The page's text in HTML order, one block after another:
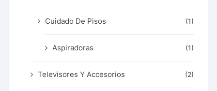
Cuidado De Pisos (1)
Aspiradoras (1)
Televisores Y Accesorios (2)